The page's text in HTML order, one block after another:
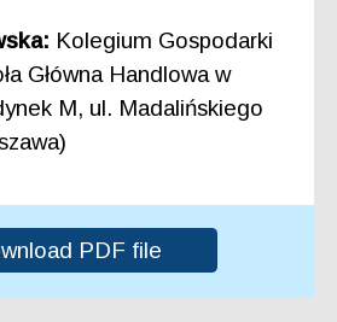
Kolegium Gospodarki
Główna Handlowa w
M, ul. Madalińskiego
PDF file